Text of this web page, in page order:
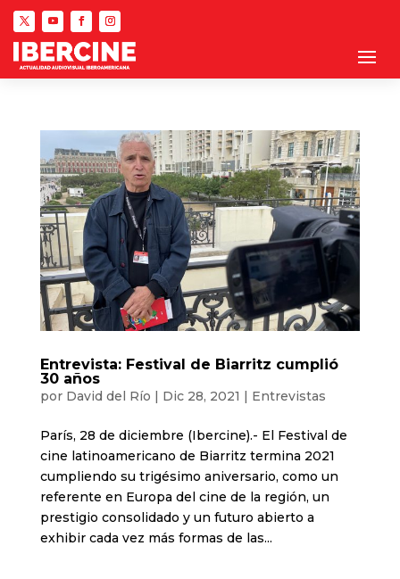
Entrevista: Festival de Biarritz cumplió
30 años
por David del Río | Dic 28, 2021 | Entrevistas
París, 28 de diciembre (Ibercine).- El Festival de
cine latinoamericano de Biarritz termina 2021
cumpliendo su trigésimo aniversario, como un
referente en Europa del cine de la región, un
prestigio consolidado y un futuro abierto a
exhibir cada vez más formas de las...